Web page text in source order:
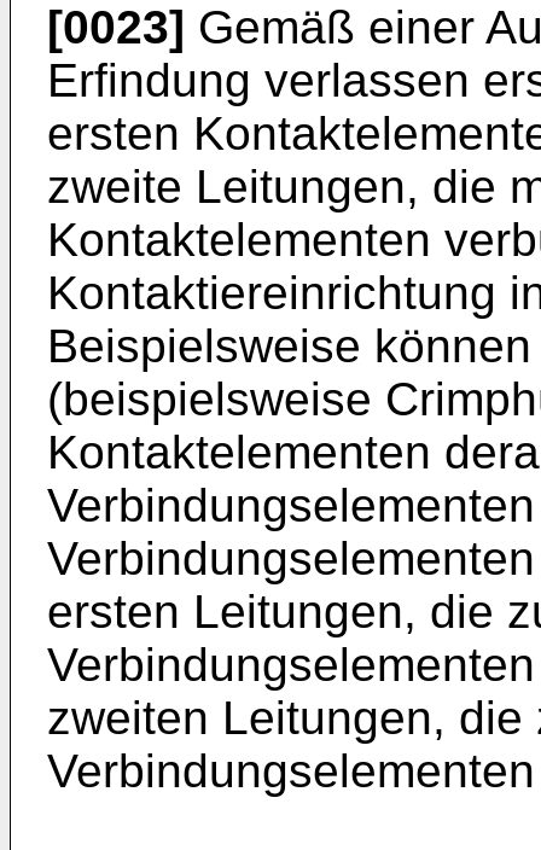
[0023] Gemäß einer
Erfindung verlassen
ersten
zweite Leitungen, die
Kontaktelementen
Kontaktiereinrichtung
Beispielsweise
(beispielsweise
Kontaktelementen
ersten Leitungen, die
zweiten Leitungen, die